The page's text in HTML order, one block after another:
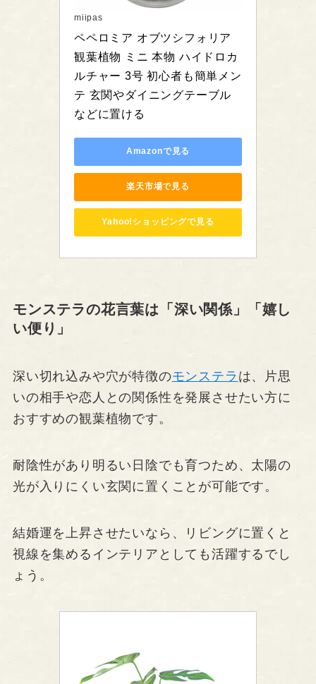
miipas
ペペロミア オブツシフォリア
観葉植物 ミニ 本物 ハイドロカ
ルチャー 3号 初心者も簡単メン
テ 玄関やダイニングテーブル
などに置ける
Amazonで見る
楽天市場で見る
Yahoo!ショッピングで見る
モンステラの花言葉は「深い関係」「嬉し
い便り」
深い切れ込みや穴が特徴のモンステラ は、片思
いの相手や恋人との関係性を発展させたい方に
おすすめの観葉植物です。
耐陰性があり明るい日陰でも育つため、太陽の
光が入りにくい玄関に置くことが可能です。
結婚運を上昇させたいなら、リビングに置くと
視線を集めるインテリアとしても活躍するでし
ょう。